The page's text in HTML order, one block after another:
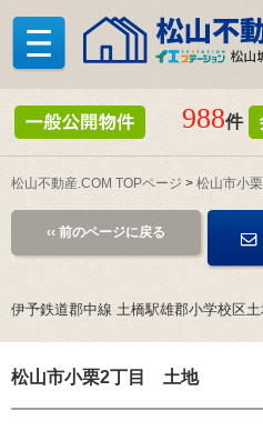
988件
松山不動産.COM TOPページ > 松山市小
‹‹ 前のページに戻る
伊予鉄道郡中線 土橋駅雄郡小学校区
松山市小栗2丁目 土地